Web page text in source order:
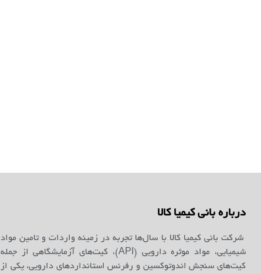
درباره بانی کیمیا کالا
شرکت بانی کیمیا کالا با سال‌ها تجربه در زمینه واردات و تامین مواد
شیمیایی، مواد موثره دارویی (API)، کیت‌های آزمایشگاهی از جمله
کیت‌های سنجش اندوتوکسین و رفرنس استانداردهای دارویی، یکی از